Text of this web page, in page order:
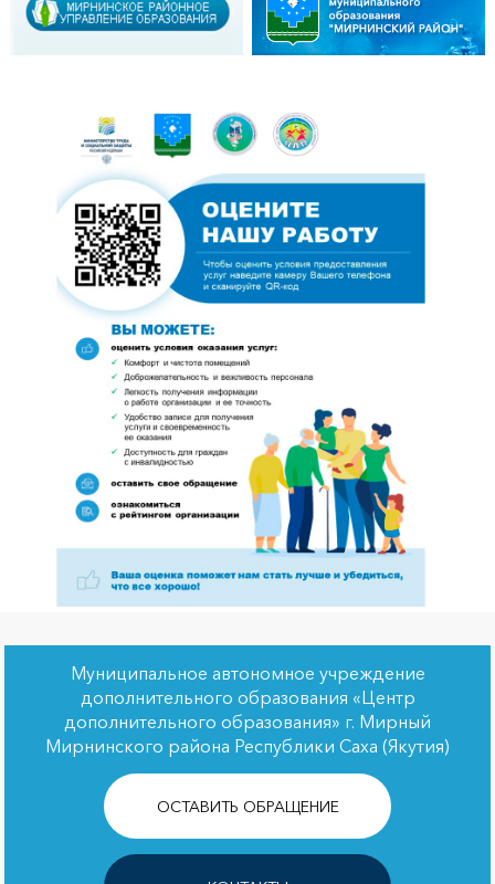
Муниципальное автономное учреждение
дополнительного образования «Центр
дополнительного образования» г. Мирный
Мирнинского района Республики Саха (Якутия)
ОСТАВИТЬ ОБРАЩЕНИЕ